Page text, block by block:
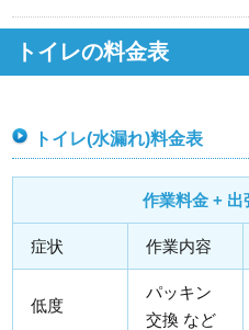
トイレの料金表
トイレ(水漏れ)料金表
作業料金 + 出
症状 作業内容
低度
パッキン
交換 など